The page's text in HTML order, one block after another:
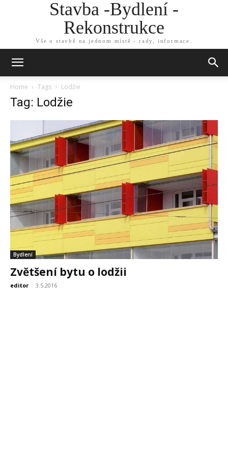
Stavba -Bydlení -
Rekonstrukce
Vše o stavbě na jednom místě - rady, informace.
Home Tags Lodžie
Tag: Lodžie
Bydlení
Zvětšení bytu o lodžii
editor - 3.5.2016